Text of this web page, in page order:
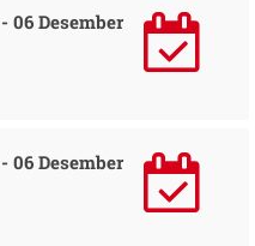
06 Desember
06 Desember